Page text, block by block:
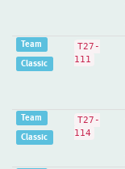
Team
Classic
T27-
111
Team
Classic
T27-
114